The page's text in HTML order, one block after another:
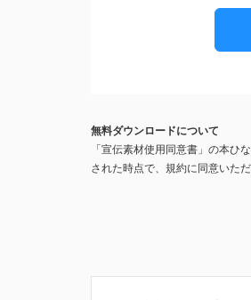
無料ダウンロードについて
「宣伝素材使用同意書」の本ひ
された時点で、規約に同意いた